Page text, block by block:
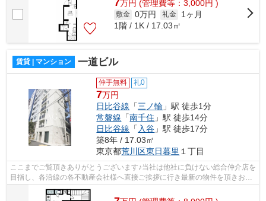
7万円 (管理費等：3,000円 )
敷金 0万円 礼金
1ヶ月
1階 / 1K / 17.03㎡
賃貸 | マンション 一道ビル
仲手無料 礼0
7万円
日比谷線 「三ノ輪 」駅 徒歩1分
常磐線 「南千住 」駅 徒歩14分
日比谷線 「 入谷 」駅 徒歩17分
築8年 / 17.03㎡
東京都荒川区東日暮里 １丁目
ここまでご覧頂きありがとうございます♪当社は他社に負けない総合仲介店を
目指し、各沿線の各不動産会社様へ直接ご挨拶に行き最新の物件を頂きお客
様へ提供しております！最新の情報は...